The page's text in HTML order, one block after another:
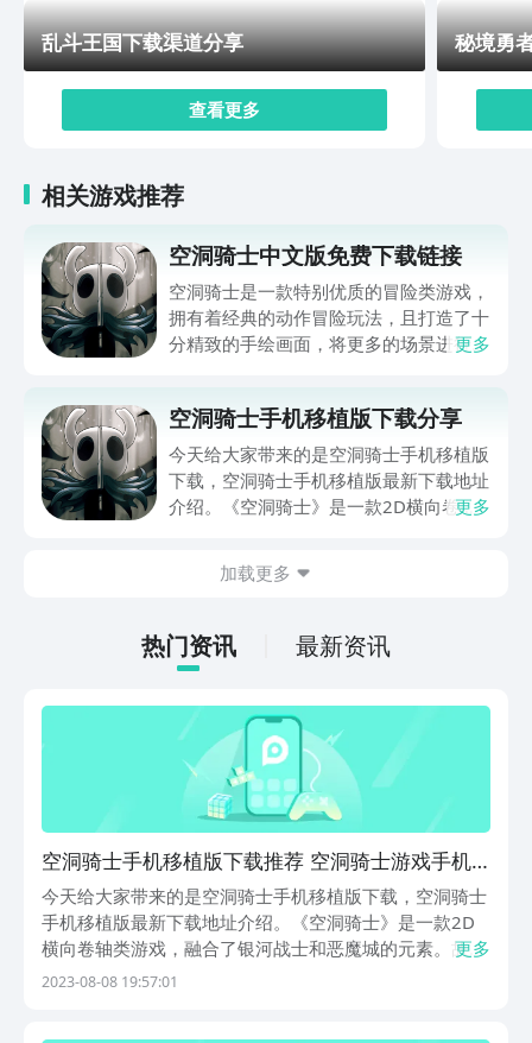
乱斗王国下载渠道分享
查看更多
秘境勇
相关游戏推荐
空洞骑士中文版免费下载链接
空洞骑士是一款特别优质的冒险类游戏，
拥有着经典的动作冒险玩法，且打造了十
分精致的手绘画面，将更多的场景进行了
骑士中文版免费下载地址如何获得呢？赶
紧来和小编一探究竟吧。
更多
空洞骑士手机移植版下载分享
今天给大家带来的是空洞骑士手机移植版
下载，空洞骑士手机移植版最新下载地址
介绍。《空洞骑士》是一款2D横向卷轴
家扮演一只昆虫般的、沉默的、无名
士使用一种称为钉子的剑进行战斗和环境
交互。感兴趣的就点击下文链接下载吧
更多
加载更多
热门资讯 最新资讯
空洞骑士手机移植版下载推荐 空洞骑士游戏手机
版版下载官网
今天给大家带来的是空洞骑士手机移植版下载，空洞骑士
手机移植版最新下载地址介绍。《空洞骑士》是一款2D
横向卷轴类游戏，融合了银河战士和恶魔城的元素。故事
发生在虚构的地下王国圣巢，玩家扮演一只昆虫般的、沉
更多
2023-08-08 19:57:01